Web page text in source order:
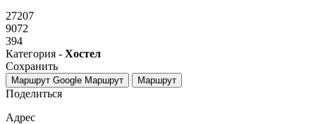
27207
9072
394
Категория - Хостел
Сохранить
Маршрут Google Маршрут Маршрут
Поделиться
Адрес